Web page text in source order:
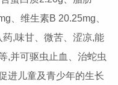
、维生素B 20.25mg、
,味甘、微苦、涩凉,能
,并可驱虫止血、治蛇虫
进儿童及青少年的生长